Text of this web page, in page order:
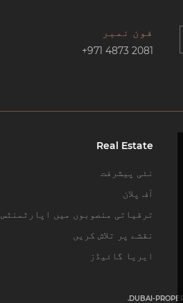
فون نمبر
+971 4873 2081
Real Estate
نئی پیشرفت
آف پلان
ترقیاتی منصوبوں میں اپارٹمنٹس
نقشے پر تلاش کریں
ایریا گائیڈز